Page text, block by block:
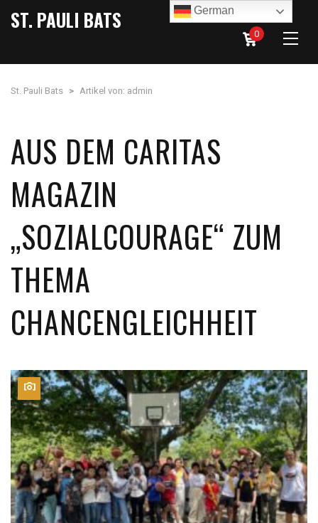
ST. PAULI BATS
0
St. Pauli Bats > Artikel von: admin
AUS DEM CARITAS
MAGAZIN
„SOZIALCOURAGE“ ZUM
THEMA
CHANCENGLEICHHEIT
German